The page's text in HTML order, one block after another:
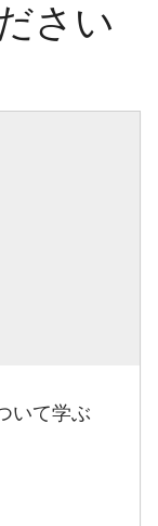
さい
いて学ぶ